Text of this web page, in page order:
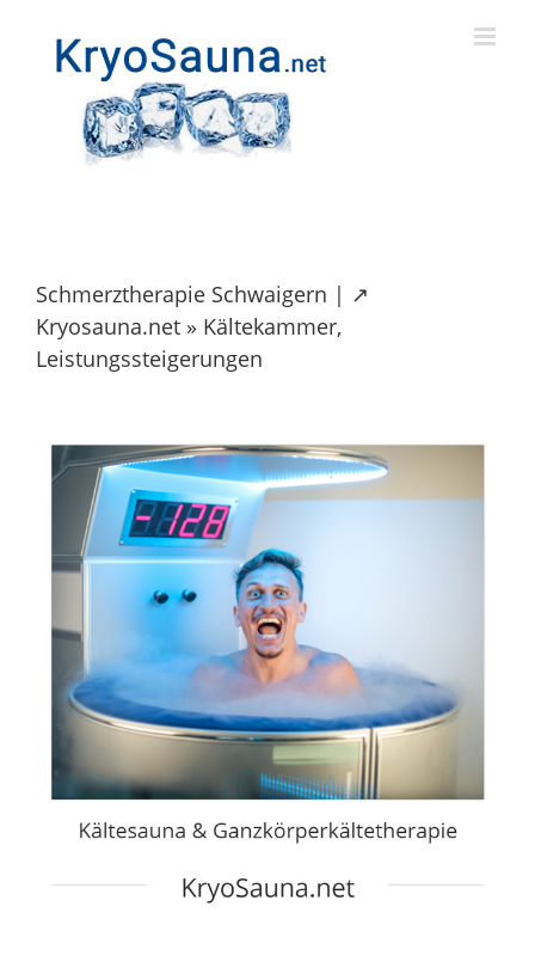
content
Schmerztherapie Schwaigern | ↗️
Kryosauna.net » Kältekammer,
Leistungssteigerungen